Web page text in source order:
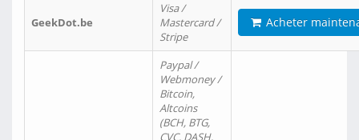
GeekDot.be
Visa /
Mastercard /
Stripe
Acheter
Paypal /
Webmoney /
Bitcoin,
Altcoins
(BCH, BTG,
CVC, DASH,